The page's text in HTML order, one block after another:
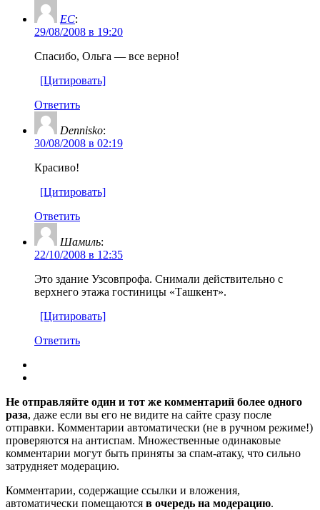
EC:
29/08/2008 в 19:20
Спасибо, Ольга — все верно!
[Цитировать]
Ответить
Dennisko:
30/08/2008 в 02:19
Красиво!
[Цитировать]
Ответить
Шамиль:
22/10/2008 в 12:35
Это здание Узсовпрофа. Снимали действительно с
верхнего этажа гостиницы «Ташкент».
[Цитировать]
Ответить
Не отправляйте один и тот же комментарий более одного
раза, даже если вы его не видите на сайте сразу после
отправки. Комментарии автоматически (не в ручном режиме!)
проверяются на антиспам. Множественные одинаковые
комментарии могут быть приняты за спам-атаку, что сильно
затрудняет модерацию.
Комментарии, содержащие ссылки и вложения,
автоматически помещаются в очередь на модерацию.